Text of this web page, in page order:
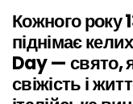
Кожного року
піднімає
Day — свято,
свіжість і